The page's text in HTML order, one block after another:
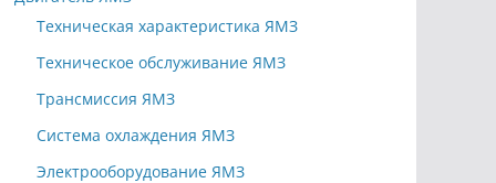
Техническая характеристика ЯМЗ
Техническое обслуживание ЯМЗ
Трансмиссия ЯМЗ
Система охлаждения ЯМЗ
Электрооборудование ЯМЗ